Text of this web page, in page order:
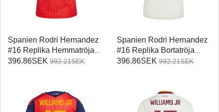
Spanien Rodri Hernandez
#16 Replika Hemmatröja
Damer VM 2026
396.86SEK 992.21SEK
Spanien Rodri Hernandez
#16 Replika Bortatröja
Damer VM 2026
396.86SEK 992.21SEK